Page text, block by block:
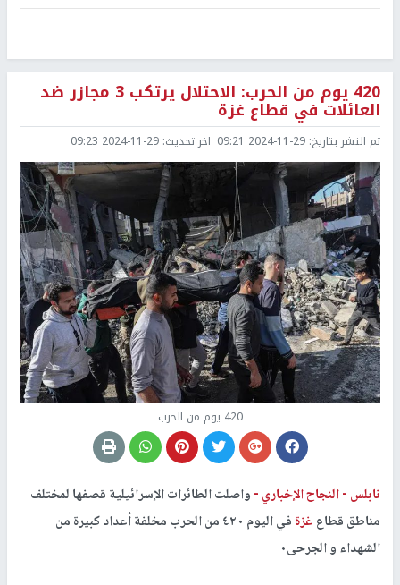
420 يوم من الحرب: الاحتلال يرتكب 3 مجازر ضد
العائلات في قطاع غزة
تم النشر بتاريخ: 2024-11-29 09:21 اخر تحديث: 2024-11-29 09:23
420 يوم من الحرب
نابلس -النجاح الإخباري -واصلت الطائرات الإسرائيلية قصفها لمختلف
مناطق قطاعغزة
في اليوم ٤٢٠ من الحرب مخلفة أعداد كبيرة من
الشهداء و الجرحى٠